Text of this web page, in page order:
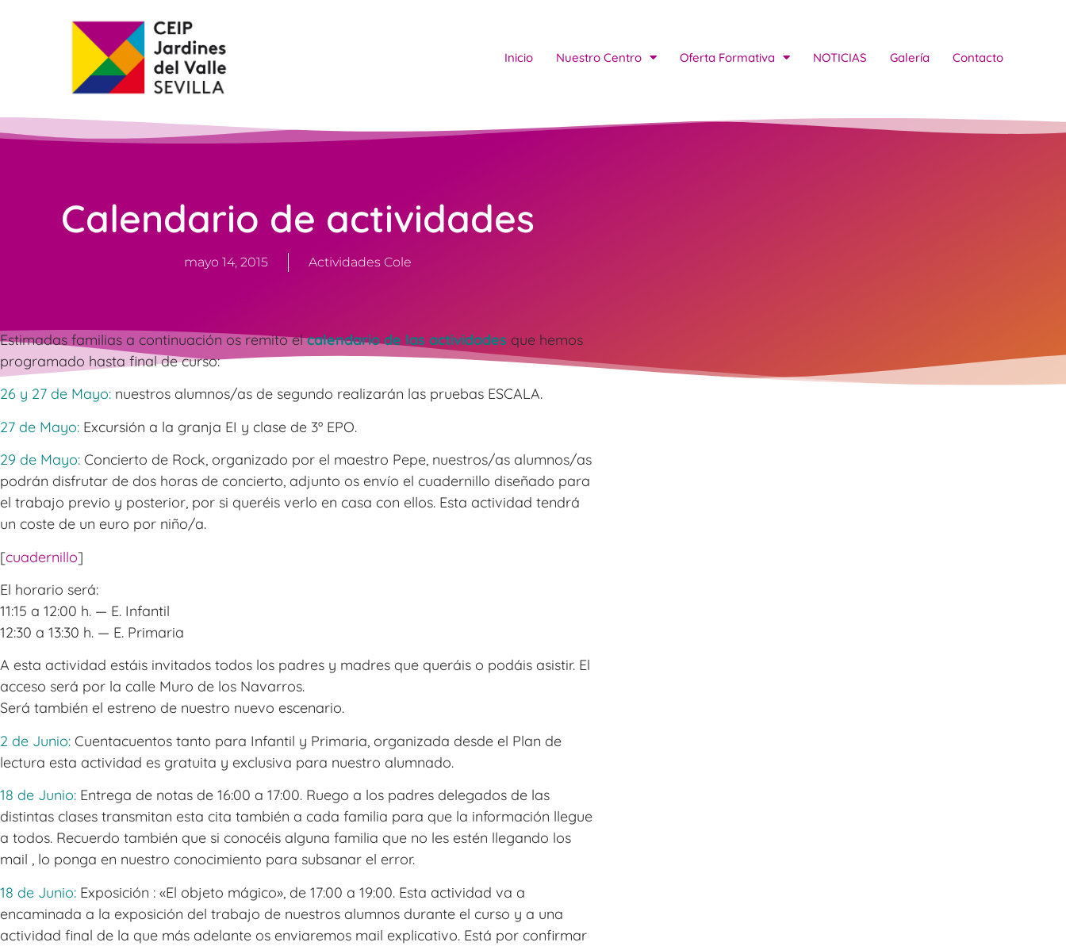
Inicio Nuestro Centro Oferta Formativa NOTICIAS Galería Contacto
Calendario de actividades
mayo 14, 2015 Actividades Cole
Estimadas familias a continuación os remito elcalendario de las actividades que hemos
programado hasta final de curso:
26 y 27 de Mayo: nuestros alumnos/as de segundo realizarán las pruebas ESCALA.
27 de Mayo: Excursión a la granja EI y clase de 3º EPO.
29 de Mayo: Concierto de Rock, organizado por el maestro Pepe, nuestros/as alumnos/as
podrán disfrutar de dos horas de concierto, adjunto os envío el cuadernillo diseñado para
el trabajo previo y posterior, por si queréis verlo en casa con ellos. Esta actividad tendrá
un coste de un euro por niño/a.
[cuadernillo]
El horario será:
11:15 a 12:00 h. — E. Infantil
12:30 a 13:30 h. — E. Primaria
A esta actividad estáis invitados todos los padres y madres que queráis o podáis asistir. El
acceso será por la calle Muro de los Navarros.
Será también el estreno de nuestro nuevo escenario.
2 de Junio: Cuentacuentos tanto para Infantil y Primaria, organizada desde el Plan de
lectura esta actividad es gratuita y exclusiva para nuestro alumnado.
18 de Junio: Entrega de notas de 16:00 a 17:00. Ruego a los padres delegados de las
distintas clases transmitan esta cita también a cada familia para que la información llegue
a todos. Recuerdo también que si conocéis alguna familia que no les estén llegando los
mail , lo ponga en nuestro conocimiento para subsanar el error.
18 de Junio: Exposición : «El objeto mágico», de 17:00 a 19:00. Esta actividad va a
encaminada a la exposición del trabajo de nuestros alumnos durante el curso y a una
actividad final de la que más adelante os enviaremos mail explicativo. Está por confirmar